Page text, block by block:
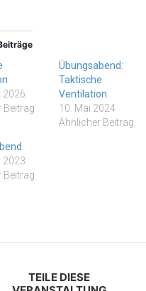
2026
Beitrag
Übungsabend:
Taktische
Ventilation
10. Mai 2024
Ähnlicher Beitrag
2023
Beitrag
TEILE DIESE